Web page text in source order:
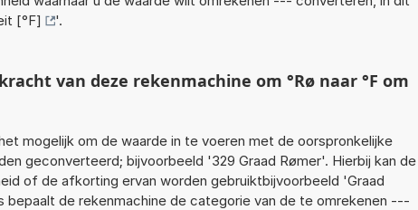
[°F] '.
van deze rekenmachine om °Rø naar °F om
mogelijk om de waarde in te voeren met de oorspronkelijke
geconverteerd; bijvoorbeeld '329 Graad Rømer'. Hierbij kan de
of de afkorting ervan worden gebruiktbijvoorbeeld 'Graad
bepaalt de rekenmachine de categorie van de te omrekenen ---